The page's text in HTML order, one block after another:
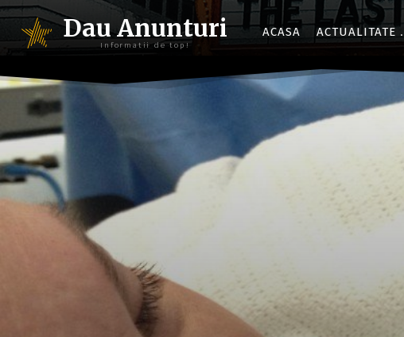
Dau Anunturi
Informatii de top!
ACASA ACTUALITATE